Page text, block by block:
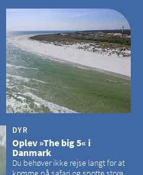
DYR
Oplev »The big 5« i
Danmark
Du behøver ikke rejse langt for at